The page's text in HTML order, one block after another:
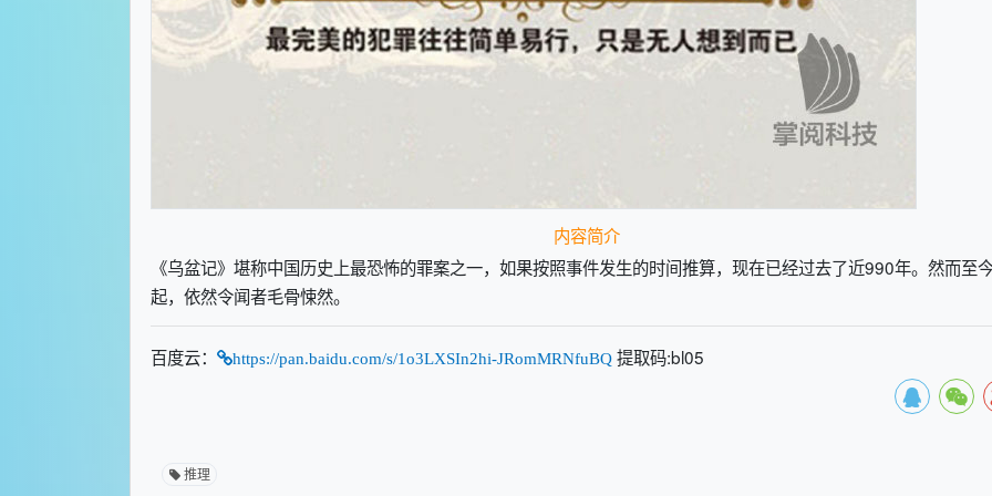
内容简介
《乌盆记》堪称中国历史上最恐怖的罪案之一，如果按照事件发生的时间推算，现在已经过去了近990年。然而至
起，依然令闻者毛骨悚然。
百度云： https://pan.baidu.com/s/1o3LXSIn2hi-JRomMRNfuBQ 提取码:bl05
推理